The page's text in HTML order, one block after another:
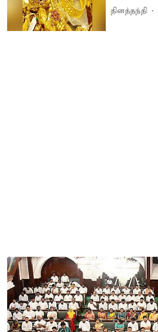
தினத்தந்தி